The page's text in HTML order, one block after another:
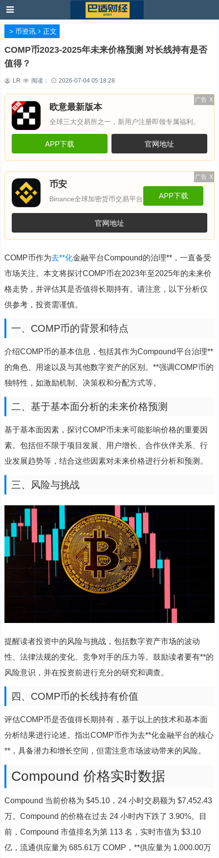
> 币资讯 正文
COMP币2023-2025年未来价格预测 对长线持有是否
值得？
LR 阅读： 2026-07-04 05:18:28
广告 X
欧意最新版本
全球三大交易所之一，新用户注册即领专属福利。
APP下载 官网地址
广告 X
币安
Binance全球加密货币交易平台 APP下载
官网地址
COMP币作为去**化金融平台Compound的治理**，一直备受
市场关注。本文将探讨COMP币在2023年至2025年的未来价
格走势，并评估其是否值得长期持有。请注意，以下分析仅
供参考，投资需谨慎。
一、COMP币的背景和特点
介绍COMP币的基本信息，包括其作为Compound平台治理**
的角色、用途以及与其他数字资产的区别。**强调COMP币的
独特性，如激励机制、决策权和分配方式等。
二、基于基本面分析的未来价格预测
基于基本面因素，探讨COMP币未来可能影响价格的重要因
素。包括但不限于项目发展、用户增长、合作伙伴关系、行
业发展趋势等，结合这些因素对未来价格进行分析和预测。
三、风险与挑战
提醒读者投资中的风险与挑战，包括数字资产市场的波动
性、法律法规的变化、竞争对手的压力等。鼓励读者要有**的
风险意识，并在投资前进行充分的研究和调查。
四、COMP币的长线持有价值
评估COMP币是否值得长期持有，基于以上的技术和基本面
分析结果进行论述。指出COMP币作为去**化金融平台的核心
**，具备潜力和增长空间，但需注意市场波动带来的风险。
Compound 价格实时数据
Compound 当前价格为 $45.10，24 小时交易额为 $7,452.43
万。Compound 的价格在过去 24 小时内下跌了 3.90%。目
前，Compound 市值排名为第 113 名，实时市值为 $3.10
亿，流通供应量为 685.61万 COMP，**供应量为 1,000.00万